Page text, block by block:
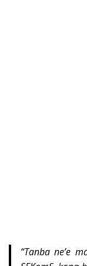
“Tanba ne’e